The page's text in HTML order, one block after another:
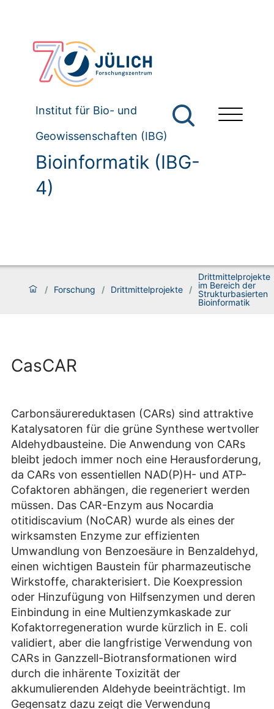
Institut für Bio- und
Geowissenschaften (IBG)
Bioinformatik (IBG-
4)
/ Forschung / Drittmittelprojekte /
Drittmittelprojekte
im Bereich der
Strukturbasierten
Bioinformatik
CasCAR
Carbonsäurereduktasen (CARs) sind attraktive
Katalysatoren für die grüne Synthese wertvoller
Aldehydbausteine. Die Anwendung von CARs
bleibt jedoch immer noch eine Herausforderung,
da CARs von essentiellen NAD(P)H- und ATP-
Cofaktoren abhängen, die regeneriert werden
müssen. Das CAR-Enzym aus Nocardia
otitidiscavium (NoCAR) wurde als eines der
wirksamsten Enzyme zur effizienten
Umwandlung von Benzoesäure in Benzaldehyd,
einen wichtigen Baustein für pharmazeutische
Wirkstoffe, charakterisiert. Die Koexpression
oder Hinzufügung von Hilfsenzymen und deren
Einbindung in eine Multienzymkaskade zur
Kofaktorregeneration wurde kürzlich in E. coli
validiert, aber die langfristige Verwendung von
CARs in Ganzzell-Biotransformationen wird
durch die inhärente Toxizität der
akkumulierenden Aldehyde beeinträchtigt. Im
Gegensatz dazu zeigt die Verwendung